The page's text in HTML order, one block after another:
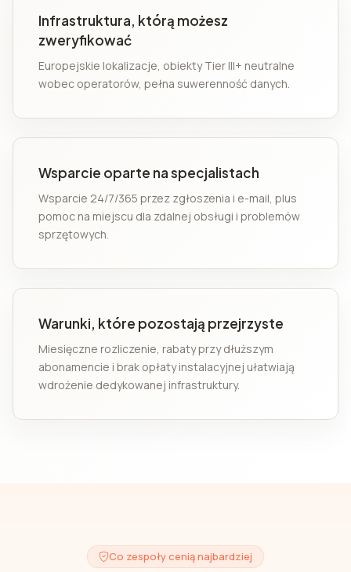
Infrastruktura, którą możesz
zweryfikować
Europejskie lokalizacje, obiekty Tier III+ neutralne
wobec operatorów, pełna suwerenność danych.
Wsparcie oparte na specjalistach
Wsparcie 24/7/365 przez zgłoszenia i e-mail, plus
pomoc na miejscu dla zdalnej obsługi i problemów
sprzętowych.
Warunki, które pozostają przejrzyste
Miesięczne rozliczenie, rabaty przy dłuższym
abonamencie i brak opłaty instalacyjnej ułatwiają
wdrożenie dedykowanej infrastruktury.
Co zespoły cenią najbardziej